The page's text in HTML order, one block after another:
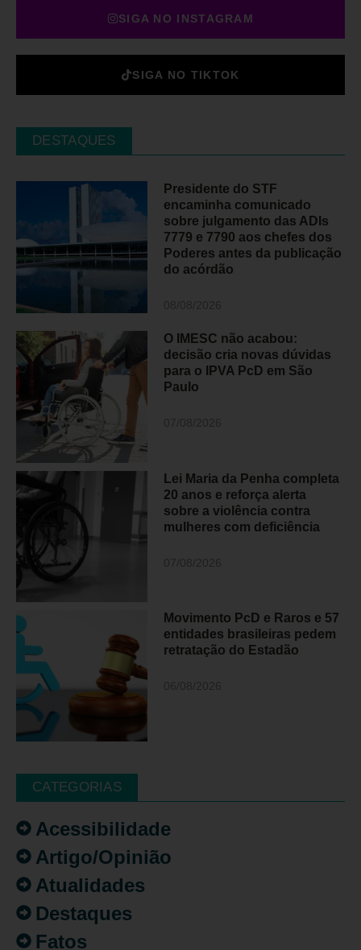
SIGA NO INSTAGRAM
SIGA NO TIKTOK
DESTAQUES
Presidente do STF
encaminha comunicado
sobre julgamento das ADIs
7779 e 7790 aos chefes dos
Poderes antes da publicação
do acórdão
O IMESC não acabou:
decisão cria novas dúvidas
para o IPVA PcD em São
Paulo
Lei Maria da Penha completa
20 anos e reforça alerta
sobre a violência contra
mulheres com deficiência
Movimento PcD e Raros e 57
entidades brasileiras pedem
retratação do Estadão
CATEGORIAS
Acessibilidade
Artigo/Opinião
Atualidades
Destaques
Fatos